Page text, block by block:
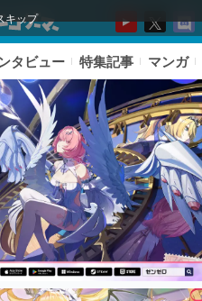
キップ
タビュー 特集記事 マンガ